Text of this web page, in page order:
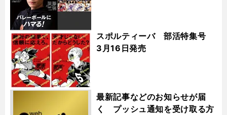
スポルティーバ 部活特集号
3月16日発売
最新記事などのお知らせが届
く プッシュ通知を受け取る方